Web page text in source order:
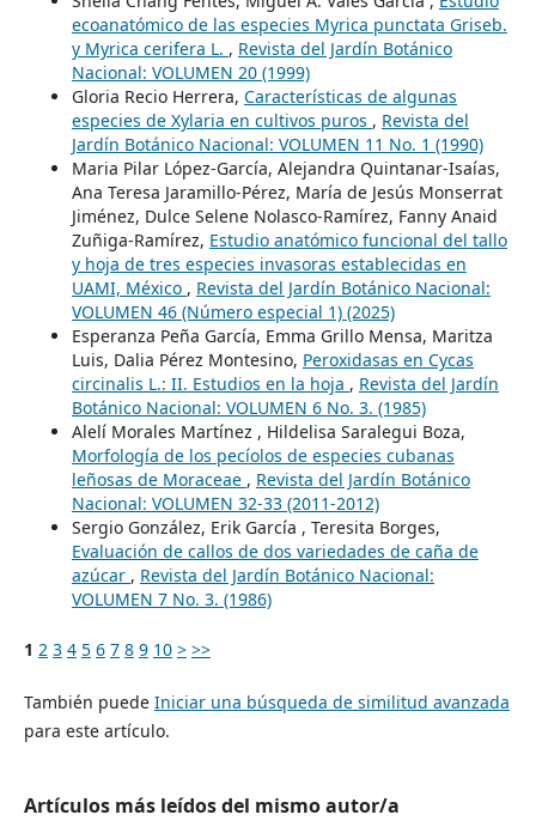
ecoanatómico de las especies Myrica punctata Griseb.
y Myrica cerifera L. , Revista del Jardín Botánico
Nacional: VOLUMEN 20 (1999)
Gloria Recio Herrera, Características de algunas
especies de Xylaria en cultivos puros , Revista del
Jardín Botánico Nacional: VOLUMEN 11 No. 1 (1990)
Maria Pilar López-García, Alejandra Quintanar-Isaías,
Ana Teresa Jaramillo-Pérez, María de Jesús Monserrat
Jiménez, Dulce Selene Nolasco-Ramírez, Fanny Anaid
Zuñiga-Ramírez, Estudio anatómico funcional del tallo
y hoja de tres especies invasoras establecidas en
UAMI, México , Revista del Jardín Botánico Nacional:
VOLUMEN 46 (Número especial 1) (2025)
Esperanza Peña García, Emma Grillo Mensa, Maritza
Luis, Dalia Pérez Montesino, Peroxidasas en Cycas
circinalis L.: II. Estudios en la hoja , Revista del Jardín
Botánico Nacional: VOLUMEN 6 No. 3. (1985)
Alelí Morales Martínez , Hildelisa Saralegui Boza,
Morfología de los pecíolos de especies cubanas
leñosas de Moraceae , Revista del Jardín Botánico
Nacional: VOLUMEN 32-33 (2011-2012)
Sergio González, Erik García , Teresita Borges,
Evaluación de callos de dos variedades de caña de
azúcar , Revista del Jardín Botánico Nacional:
VOLUMEN 7 No. 3. (1986)
1 2 3 4 5 6 7 8 9 10 > >>
También puede Iniciar una búsqueda de similitud avanzada
para este artículo.
Artículos más leídos del mismo autor/a